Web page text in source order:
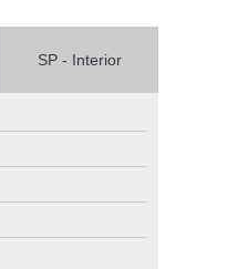
SP - Interior